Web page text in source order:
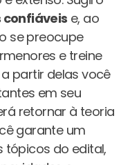
e, ao
se preocupe
e treine
partir delas você
em seu
retornar à teoria
garante um
tópicos do edital,